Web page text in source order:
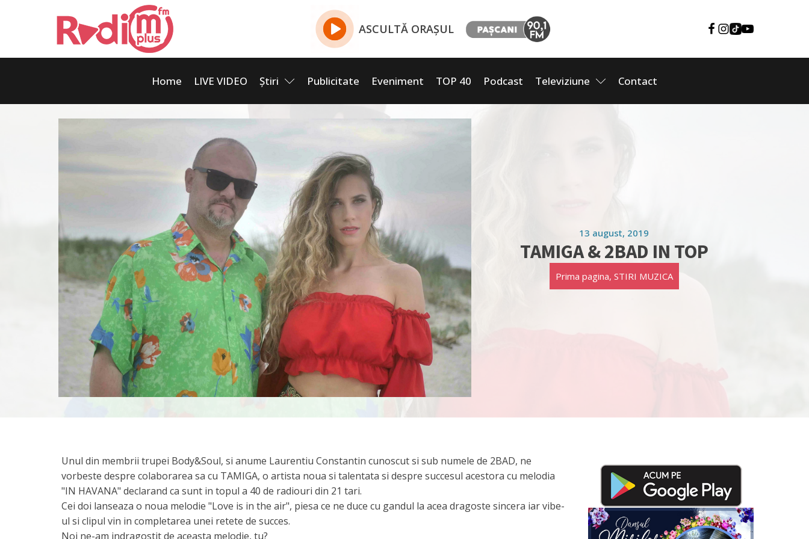
ASCULTĂ ORAȘUL
Home LIVE VIDEO Știri Publicitate Eveniment TOP 40 Podcast Televiziune Contact
13 august, 2019
TAMIGA & 2BAD IN TOP
Prima pagina, STIRI MUZICA
Unul din membrii trupei Body&Soul, si anume Laurentiu Constantin cunoscut si sub numele de 2BAD, ne
vorbeste despre colaborarea sa cu TAMIGA, o artista noua si talentata si despre succesul acestora cu melodia
"IN HAVANA" declarand ca sunt in topul a 40 de radiouri din 21 tari.
Cei doi lanseaza o noua melodie "Love is in the air", piesa ce ne duce cu gandul la acea dragoste sincera iar vibe-
ul si clipul vin in completarea unei retete de succes.
Noi ne-am indragostit de aceasta melodie, tu?